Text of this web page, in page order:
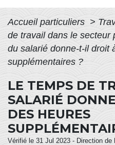
Accueil particuliers >
de travail dans le secteur
du salarié donne-t-il droit
supplémentaires ?
LE TEMPS DE
SALARIÉ
DES HEURES
Vérifié le 31 Jul 2023 - Direction